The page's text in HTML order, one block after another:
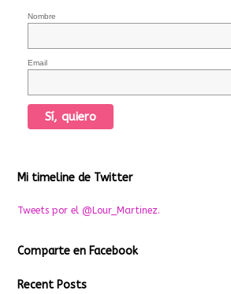
Nombre
Email
Mi timeline de Twitter
Tweets por el @Lour_Martinez.
Comparte en Facebook
Recent Posts